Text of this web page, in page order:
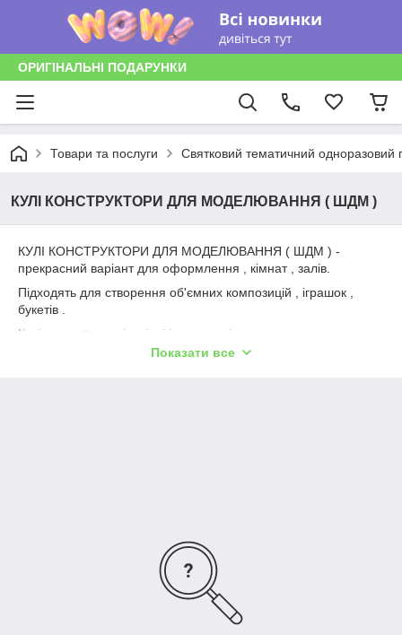
ОРИГІНАЛЬНІ ПОДАРУНКИ
Товари та послуги Святковий тематичний одноразовий
КУЛІ КОНСТРУКТОРИ ДЛЯ МОДЕЛЮВАННЯ ( ШДМ )
КУЛІ КОНСТРУКТОРИ ДЛЯ МОДЕЛЮВАННЯ ( ШДМ ) -
прекрасний варіант для оформлення , кімнат , залів.
Підходять для створення об'ємних композицій , іграшок ,
букетів .
Кулі високої якості , міцні і еластичні .
Показати все